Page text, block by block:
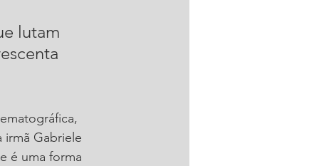
lutam
irmã Gabriele
é uma forma